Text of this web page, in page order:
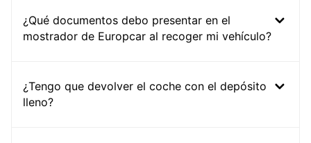
¿Qué documentos debo presentar en el
mostrador de Europcar al recoger mi vehículo?
¿Tengo que devolver el coche con el depósito
lleno?